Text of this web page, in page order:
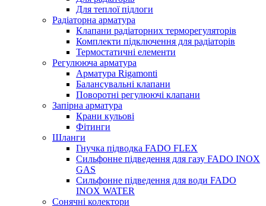
Для теплої підлоги
Радіаторна арматура
Клапани радіаторних терморегуляторів
Комплекти підключення для радіаторів
Термостатичні елементи
Регулююча арматура
Арматура Rigamonti
Балансувальні клапани
Поворотні регулюючі клапани
Запірна арматура
Крани кульові
Фітинги
Шланги
Гнучка підводка FADO FLEX
Сильфонне підведення для газу FADO INOX
GAS
Сильфонне підведення для води FADO
INOX WATER
Сонячні колектори